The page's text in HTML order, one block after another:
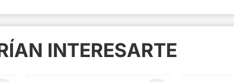
INTERESARTE